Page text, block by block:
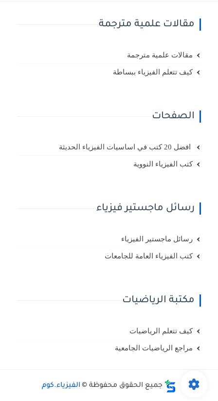
مقالات علمية مترجمة
مقالات علمية مترجمة
كيف تتعلم الفيزياء ببساطة
الصفحات
افضل 20 كتب في اساسيات الفيزياء الحديثة
كتب الفيزياء النووية
رسائل ماجستير فيزياء
رسائل ماجستير الفيزياء
كتب الفيزياء العامة للجامعات
مكتبة الرياضيات
كيف تتعلم الرياضيات
مراجع الرياضيات الجامعية
جميع الحقوق محفوظة © الفيزياء.كوم